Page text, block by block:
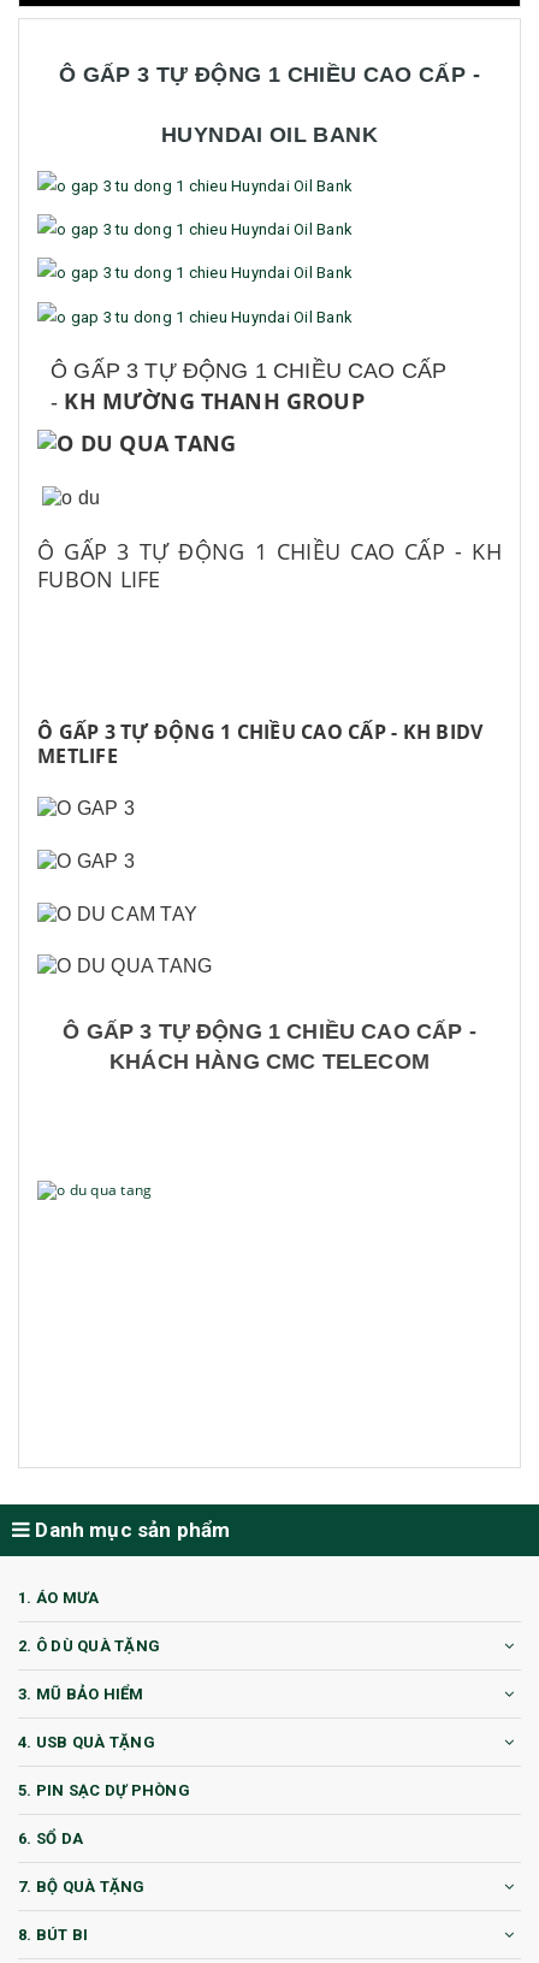
Ô GẤP 3 TỰ ĐỘNG 1 CHIỀU CAO CẤP -
HUYNDAI OIL BANK
Ô GẤP 3 TỰ ĐỘNG 1 CHIỀU CAO CẤP
- KH MƯỜNG THANH GROUP
Ô GẤP 3 TỰ ĐỘNG 1 CHIỀU CAO CẤP - KH
FUBON LIFE
Ô GẤP 3 TỰ ĐỘNG 1 CHIỀU CAO CẤP - KH BIDV
METLIFE
Ô GẤP 3 TỰ ĐỘNG 1 CHIỀU CAO CẤP -
KHÁCH HÀNG CMC TELECOM
Danh mục sản phẩm
1. ÁO MƯA
2. Ô DÙ QUÀ TẶNG
3. MŨ BẢO HIỂM
4. USB QUÀ TẶNG
5. PIN SẠC DỰ PHÒNG
6. SỔ DA
7. BỘ QUÀ TẶNG
8. BÚT BI